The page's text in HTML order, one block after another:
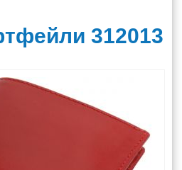
312013